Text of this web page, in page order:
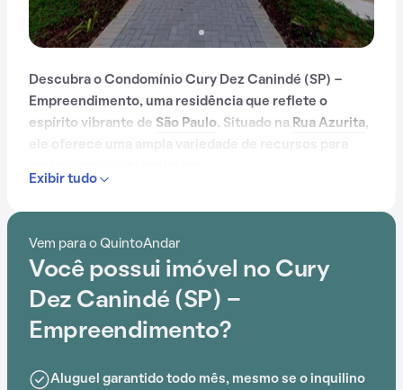
Descubra o Condomínio Cury Dez Canindé (SP) -
Empreendimento, uma residência que reflete o
espírito vibrante de São Paulo. Situado na Rua Azurita,
Com apenas 3 anos, o Condomínio Cury Dez Canindé
aumento da busca por praticidade e em uma região
que facilita o dia a dia.
Com portaria 24 horas, elevador, academia, piscina,
quadra esportiva, salão de festas, playground, salão de
Condomínio Cury Dez Canindé (SP) -
Exibir tudo
Vem para o QuintoAndar
Você possui imóvel no Cury
Dez Canindé (SP) -
Empreendimento?
Aluguel garantido todo mês, mesmo se o inquilino